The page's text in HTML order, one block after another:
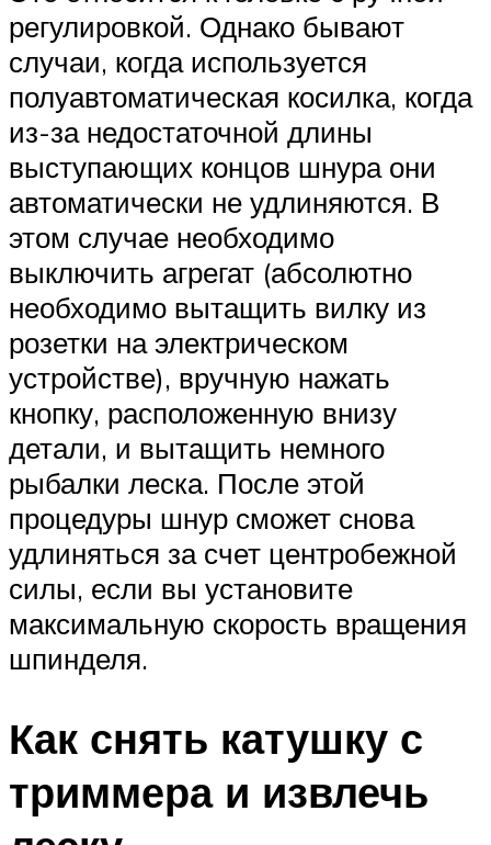
регулировкой. Однако бывают
случаи, когда используется
полуавтоматическая косилка, когда
из-за недостаточной длины
выступающих концов шнура они
автоматически не удлиняются. В
этом случае необходимо
выключить агрегат (абсолютно
необходимо вытащить вилку из
розетки на электрическом
устройстве), вручную нажать
кнопку, расположенную внизу
детали, и вытащить немного
рыбалки леска. После этой
процедуры шнур сможет снова
удлиняться за счет центробежной
силы, если вы установите
максимальную скорость вращения
шпинделя.
Как снять катушку с
триммера и извлечь